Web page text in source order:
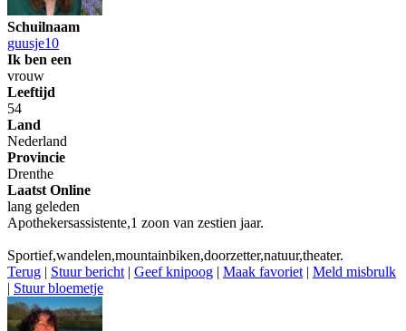
Schuilnaam
guusje10
Ik ben een
vrouw
Leeftijd
54
Land
Nederland
Provincie
Drenthe
Laatst Online
lang geleden
Apothekersassistente,1 zoon van zestien jaar.
Sportief,wandelen,mountainbiken,doorzetter,natuur,theater.
Terug | Stuur bericht | Geef knipoog | Maak favoriet | Meld misbrulk
| Stuur bloemetje